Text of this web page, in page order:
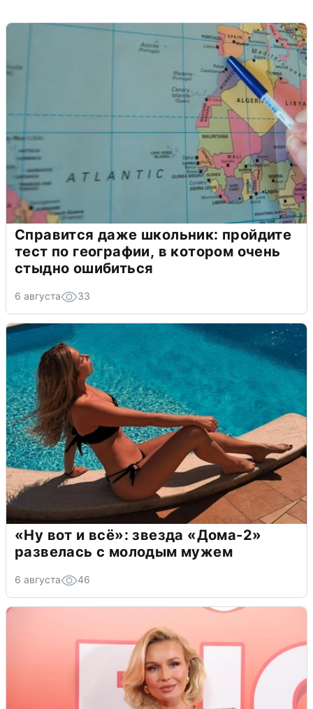
Справится даже школьник: пройдите
тест по географии, в котором очень
стыдно ошибиться
6 августа 33
«Ну вот и всё»: звезда «Дома-2»
развелась с молодым мужем
6 августа 46